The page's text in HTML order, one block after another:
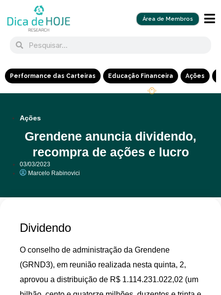
Área de Membros
Performance das Carteiras Educação Financeira Ações
Ações
Grendene anuncia dividendo,
recompra de ações e lucro
03/03/2023
Marcelo Rabinovici
Dividendo
O conselho de administração da Grendene
(GRND3), em reunião realizada nesta quinta, 2,
aprovou a distribuição de R$ 1.114.231.022,02 (um